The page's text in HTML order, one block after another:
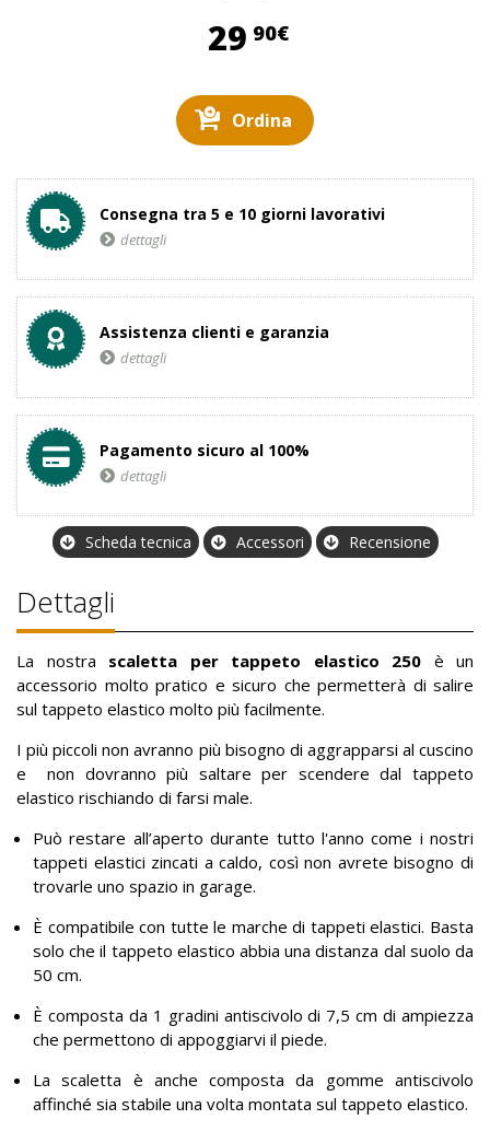
29 90€29,90 €
Ordina
Consegna tra 5 e 10 giorni lavorativi
dettagli
Assistenza clienti e garanzia
dettagli
Pagamento sicuro al 100%
dettagli
Scheda tecnica Accessori Recensione
Dettagli
La nostra scaletta per tappeto elastico 250 è un
accessorio molto pratico e sicuro che permetterà di salire
sul tappeto elastico molto più facilmente.
I più piccoli non avranno più bisogno di aggrapparsi al cuscino
e non dovranno più saltare per scendere dal tappeto
elastico rischiando di farsi male.
Può restare all’aperto durante tutto l'anno come i nostri
tappeti elastici zincati a caldo, così non avrete bisogno di
trovarle uno spazio in garage.
È compatibile con tutte le marche di tappeti elastici. Basta
solo che il tappeto elastico abbia una distanza dal suolo da
50 cm.
È composta da 1 gradini antiscivolo di 7,5 cm di ampiezza
che permettono di appoggiarvi il piede.
La scaletta è anche composta da gomme antiscivolo
affinché sia stabile una volta montata sul tappeto elastico.